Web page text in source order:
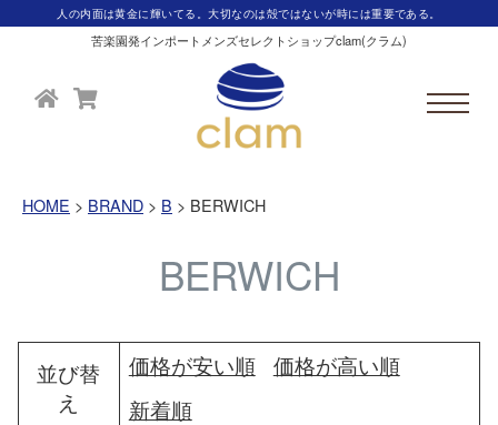
人の内面は黄金に輝いてる。大切なのは殻ではないが時には重要である。
苦楽園発インポートメンズセレクトショップclam(クラム)
HOME BRAND B BERWICH
BERWICH
並び替
え
価格が安い順
価格が高い順
新着順